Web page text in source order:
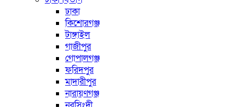
ঢাকা
কিশোরগঞ্জ
টাঙ্গাইল
গাজীপুর
গোপালগঞ্জ
ফরিদপুর
মাদারীপুর
নারায়ণগঞ্জ